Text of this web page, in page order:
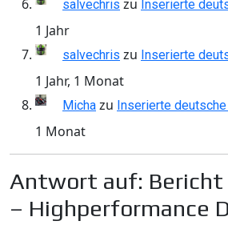
salvechris zu Inserierte
1 Jahr
salvechris zu Inserierte
1 Jahr, 1 Monat
Micha zu Inserierte
1 Monat
Antwort auf: Bericht
– Highperformance